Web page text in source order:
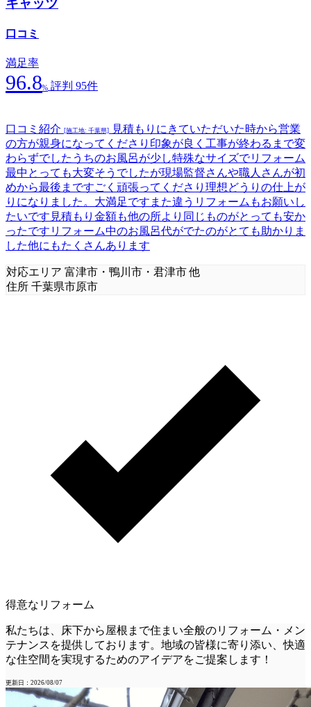
口コミ
満足率
96.8% 評判 95件
口コミ紹介 [施工地: 千葉県]
見積もりにきていただいた時から営業
の方が親身になってくださり印象が良く工事が終わるまで変
わらずでしたうちのお風呂が少し特殊なサイズでリフォーム
最中とっても大変そうでしたが現場監督さんや職人さんが初
めから最後まですごく頑張ってくださり理想どうりの仕上が
りになりました。大満足ですまた違うリフォームもお願いし
たいです見積もり金額も他の所より同じものがとっても安か
ったですリフォーム中のお風呂代がでたのがとても助かりま
した他にもたくさんあります
対応エリア 富津市・鴨川市・君津市 他
住所 千葉県市原市
得意なリフォーム
私たちは、床下から屋根まで住まい全般のリフォーム・メン
テナンスを提供しております。地域の皆様に寄り添い、快適
な住空間を実現するためのアイデアをご提案します！
更新日：2026/08/07